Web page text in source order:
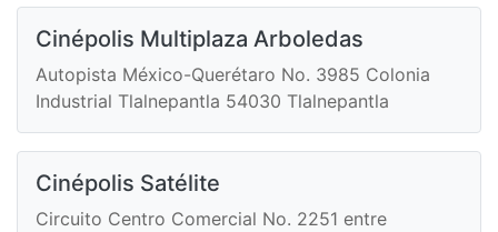
Cinépolis Multiplaza Arboledas
Autopista México-Querétaro No. 3985 Colonia
Industrial Tlalnepantla 54030 Tlalnepantla
Cinépolis Satélite
Circuito Centro Comercial No. 2251 entre